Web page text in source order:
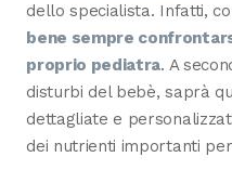
dello specialista. Infatti,
bene sempre
proprio pediatra. A
disturbi del bebè, saprà
dettagliate e
dei nutrienti importanti